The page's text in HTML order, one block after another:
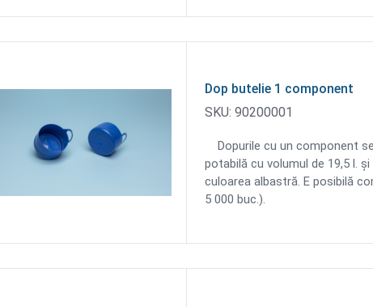
Dop butelie 1 component
SKU: 90200001
Dopurile cu un component
potabilă cu volumul de 19,5 l.
culoarea albastră. E posibilă
5 000 buc.).